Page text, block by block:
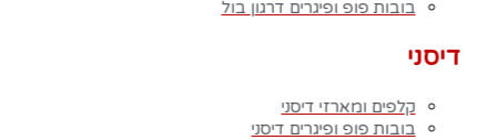
בובות פופ ופיגרים דרגון בול
דיסני
קלפים ומארזי דיסני
בובות פופ ופיגרים דיסני
פרוטקטורים ותוספות למשלוחים
וואן פיס – One Piece
פוקימון – POKEMON